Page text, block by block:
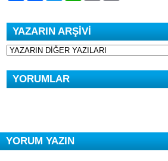
YAZARIN ARŞİVİ
YORUMLAR
YORUM YAZIN